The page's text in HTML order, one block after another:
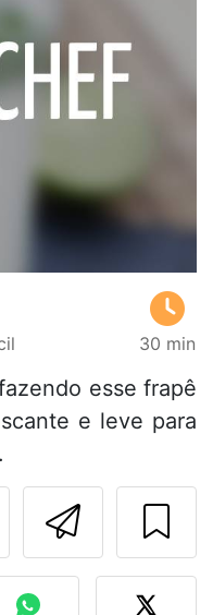
30 min
esse frapê
e leve para
Imprimao autor